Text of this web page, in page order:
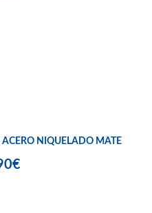
NIQUELADO MATE